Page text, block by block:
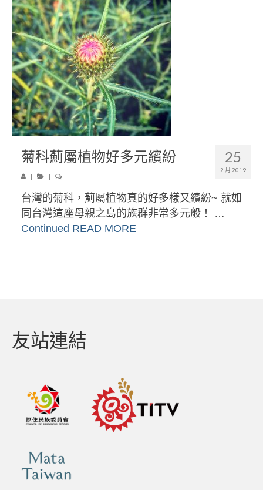
25
2 月 2019
菊科薊屬植物好多元繽紛
台灣的菊科，薊屬植物真的好多樣又繽紛~ 就如
同台灣這座母親之島的族群非常多元般！ …
Continued READ MORE
友站連結